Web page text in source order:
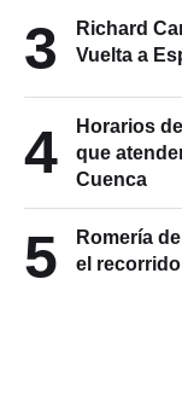
3
Richard
Vuelta a
4
Horarios
que
Cuenca
5
Romería
el